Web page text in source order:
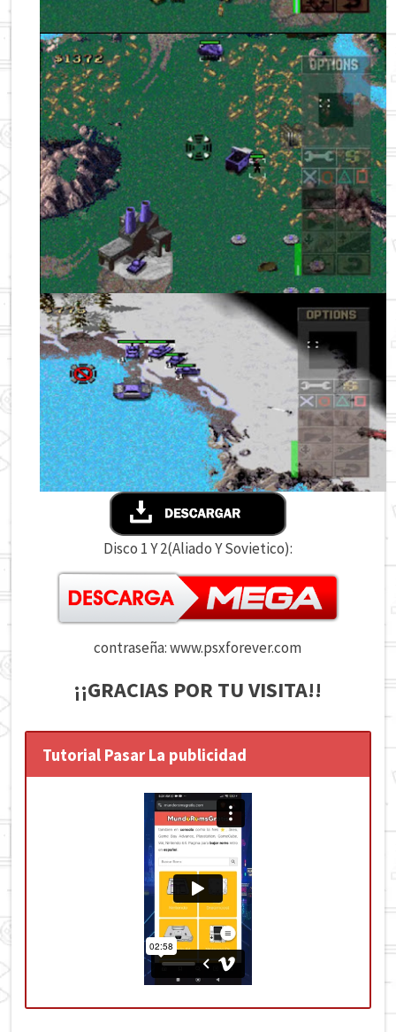
Disco 1 Y 2(Aliado Y Sovietico):
contraseña: www.psxforever.com
¡¡GRACIAS POR TU VISITA!!
Tutorial Pasar La publicidad